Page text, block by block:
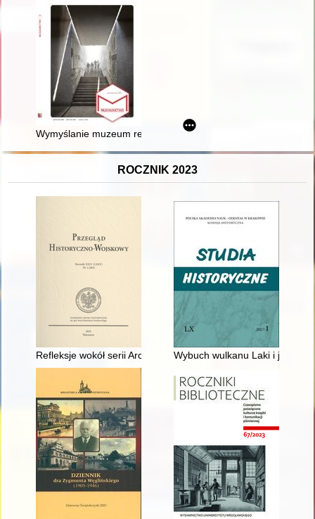
Wymyślanie muzeum relacyjnego = Inventing a relational
ROCZNIK 2023
Refleksje wokół serii Archiwum Uniwersytetu Jana
Wybuch wulkanu Laki i jego